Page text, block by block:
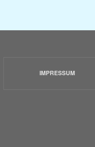
IMPRESSUM